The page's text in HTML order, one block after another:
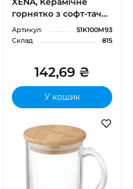
горнятко з софт-тач
покриттям, 340 мл
Артикул:
51K100M93
Склад
815
142,69 ₴
У кошик